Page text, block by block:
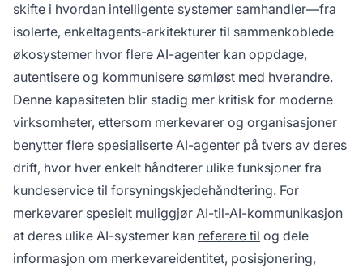
skifte i hvordan intelligente systemer samhandler—fra
isolerte, enkeltagents-arkitekturer til sammenkoblede
økosystemer hvor flere AI-agenter kan oppdage,
autentisere og kommunisere sømløst med hverandre.
Denne kapasiteten blir stadig mer kritisk for moderne
virksomheter, ettersom merkevarer og organisasjoner
benytter flere spesialiserte AI-agenter på tvers av deres
drift, hvor hver enkelt håndterer ulike funksjoner fra
kundeservice til forsyningskjedehåndtering. For
merkevarer spesielt muliggjør AI-til-AI-kommunikasjon
at deres ulike AI-systemer kan referere til og dele
informasjon om merkevareidentitet, posisjonering,